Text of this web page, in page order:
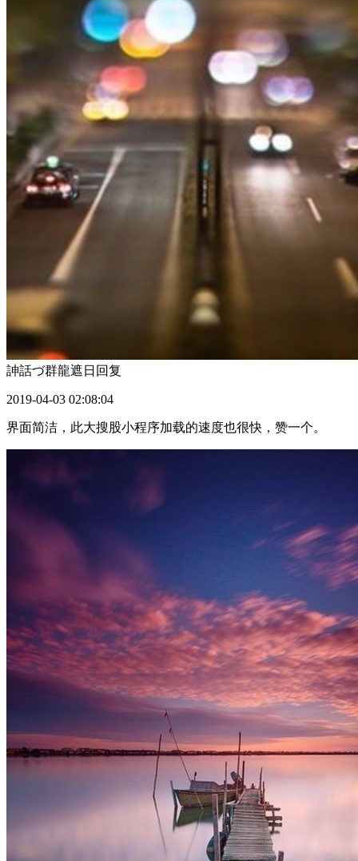
訷話づ群龍遮日 回复
2019-04-03 02:08:04
界面简洁，此大搜股小程序加载的速度也很快，赞一个。